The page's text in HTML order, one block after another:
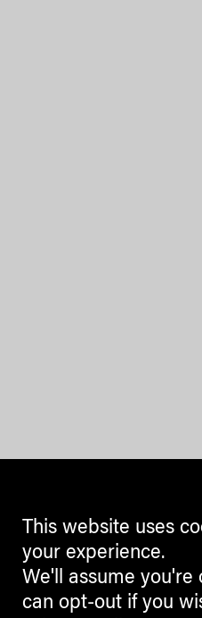
This website uses
your experience.
We'll assume
can opt-out if you